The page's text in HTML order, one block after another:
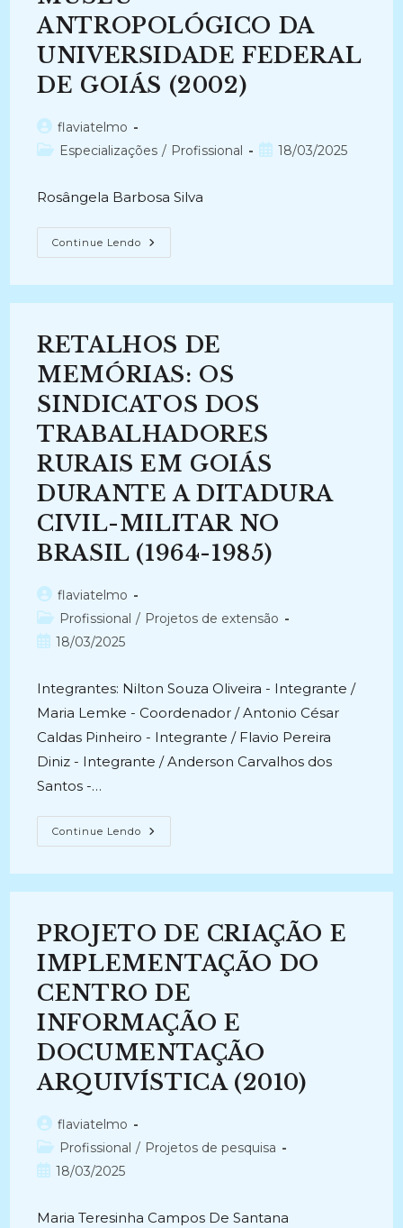
ANTROPOLÓGICO DA
UNIVERSIDADE FEDERAL
DE GOIÁS (2002)
Autor
do
flaviatelmo
Categoria
Especializações / Profissional
Post18/03/2025
Rosângela Barbosa Silva
Continue Lendo DIAGNÓSTICO
DA
MUSEU
UNIVERSIDADE
FEDERAL
DE
GOIÁS
(2002)
RETALHOS DE
MEMÓRIAS: OS
SINDICATOS DOS
TRABALHADORES
RURAIS EM GOIÁS
DURANTE A DITADURA
CIVIL-MILITAR NO
BRASIL (1964-1985)
Autor
do
post:
flaviatelmo
Categoria
do
Profissional / Projetos de extensão
Post18/03/2025
Integrantes: Nilton Souza Oliveira - Integrante /
Maria Lemke - Coordenador / Antonio César
Caldas Pinheiro - Integrante / Flavio Pereira
Diniz - Integrante / Anderson Carvalhos dos
Santos -…
Continue Lendo RETALHOS
DE
DOS
EM
GOIÁS
DURANTE
A
DITADURA
CIVIL-
MILITAR
NO
BRASIL
(1964-
1985)
PROJETO DE CRIAÇÃO E
IMPLEMENTAÇÃO DO
CENTRO DE
INFORMAÇÃO E
DOCUMENTAÇÃO
ARQUIVÍSTICA (2010)
Autor
do
post:
flaviatelmo
Categoria
do
Profissional / Projetos de pesquisa
Post18/03/2025
Maria Teresinha Campos De Santana